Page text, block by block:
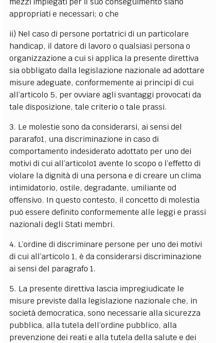
appropriati e necessari; o che
ii) Nel caso di persone portatrici di un particolare
handicap, il datore di lavoro o qualsiasi persona o
organizzazione a cui si applica la presente direttiva
sia obbligato dalla legislazione nazionale ad adottare
misure adeguate, conformemente ai principi di cui
all’articolo 5, per ovviare agli svantaggi provocati da
tale disposizione, tale criterio o tale prassi.
3. Le molestie sono da considerarsi, ai sensi del
pararafo1, una discriminazione in caso di
comportamento indesiderato adottato per uno dei
motivi di cui all’articolo1 avente lo scopo o l’effetto di
violare la dignità di una persona e di creare un clima
intimidatorio, ostile, degradante, umiliante od
offensivo. In questo contesto, il concetto di molestia
può essere definito conformemente alle leggi e prassi
nazionali degli Stati membri.
4. L’ordine di discriminare persone per uno dei motivi
di cui all’articolo 1, è da considerarsi discriminazione
ai sensi del paragrafo 1.
5. La presente direttiva lascia impregiudicate le
misure previste dalla legislazione nazionale che, in
società democratica, sono necessarie alla sicurezza
pubblica, alla tutela dell’ordine pubblico, alla
prevenzione dei reati e alla tutela della salute e dei